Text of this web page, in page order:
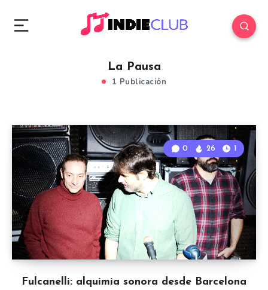
La Pausa
1 Publicación
Fulcanelli: alquimia sonora desde Barcelona
0 26 1